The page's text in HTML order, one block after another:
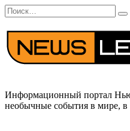
Перейти
к
содержанию
Search
for:
Информационный портал
необычные события в мире,